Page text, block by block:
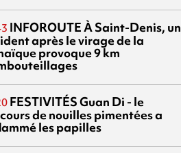
INFOROUTEÀ Saint-Denis, un
après le virage de la
provoque 9 km
FESTIVITÉSGuan Di - le
de nouilles pimentées a
les papilles